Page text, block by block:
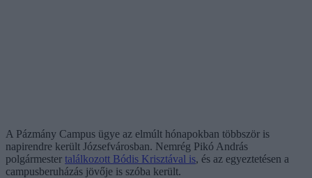
A Pázmány Campus ügye az elmúlt hónapokban többször is
napirendre került Józsefvárosban. Nemrég Pikó András
polgármester találkozott Bódis Krisztával is, és az egyeztetésen a
campusberuházás jövője is szóba került.